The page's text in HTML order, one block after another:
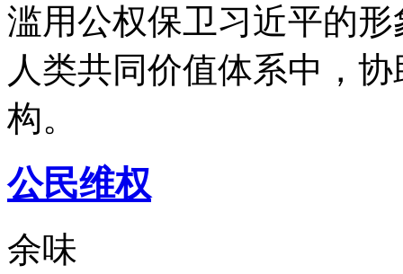
滥用公权保卫习近平的
人类共同价值体系中，
构。
公民维权
余味